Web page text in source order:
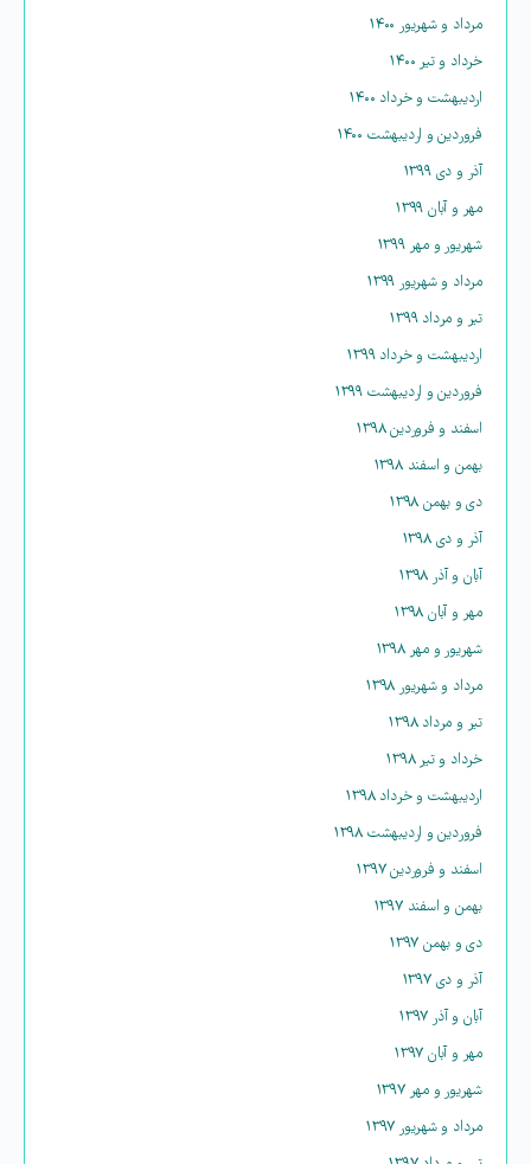
مرداد و شهریور ۱۴۰۰
خرداد و تیر ۱۴۰۰
اردیبهشت و خرداد ۱۴۰۰
فروردین و اردیبهشت ۱۴۰۰
آذر و دی ۱۳۹۹
مهر و آبان ۱۳۹۹
شهریور و مهر ۱۳۹۹
مرداد و شهریور ۱۳۹۹
تیر و مرداد ۱۳۹۹
اردیبهشت و خرداد ۱۳۹۹
فروردین و اردیبهشت ۱۳۹۹
اسفند و فروردین ۱۳۹۸
بهمن و اسفند ۱۳۹۸
دی و بهمن ۱۳۹۸
آذر و دی ۱۳۹۸
آبان و آذر ۱۳۹۸
مهر و آبان ۱۳۹۸
شهریور و مهر ۱۳۹۸
مرداد و شهریور ۱۳۹۸
تیر و مرداد ۱۳۹۸
خرداد و تیر ۱۳۹۸
اردیبهشت و خرداد ۱۳۹۸
فروردین و اردیبهشت ۱۳۹۸
اسفند و فروردین ۱۳۹۷
بهمن و اسفند ۱۳۹۷
دی و بهمن ۱۳۹۷
آذر و دی ۱۳۹۷
آبان و آذر ۱۳۹۷
مهر و آبان ۱۳۹۷
شهریور و مهر ۱۳۹۷
مرداد و شهریور ۱۳۹۷